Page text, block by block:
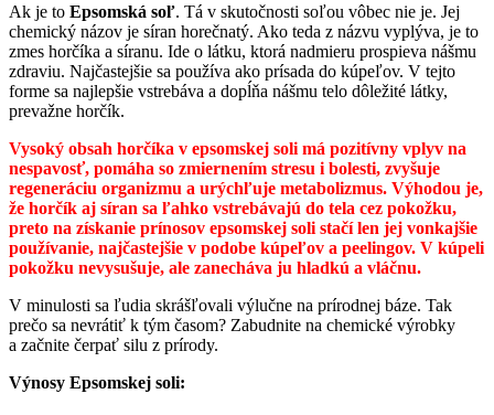
Ak je to Epsomská soľ. Tá v skutočnosti soľou vôbec nie je. Jej
chemický názov je síran horečnatý. Ako teda z názvu vyplýva, je to
zmes horčíka a síranu. Ide o látku, ktorá nadmieru prospieva nášmu
zdraviu. Najčastejšie sa používa ako prísada do kúpeľov. V tejto
forme sa najlepšie vstrebáva a dopĺňa nášmu telo dôležité látky,
prevažne horčík.
Vysoký obsah horčíka v epsomskej soli má pozitívny vplyv na
nespavosť, pomáha so zmiernením stresu i bolesti, zvyšuje
regeneráciu organizmu a urýchľuje metabolizmus. Výhodou je,
že horčík aj síran sa ľahko vstrebávajú do tela cez pokožku,
preto na získanie prínosov epsomskej soli stačí len jej vonkajšie
používanie, najčastejšie v podobe kúpeľov a peelingov. V kúpeli
pokožku nevysušuje, ale zanecháva ju hladkú a vláčnu.
V minulosti sa ľudia skrášľovali výlučne na prírodnej báze. Tak
prečo sa nevrátiť k tým časom? Zabudnite na chemické výrobky
a začnite čerpať silu z prírody.
Výnosy Epsomskej soli: